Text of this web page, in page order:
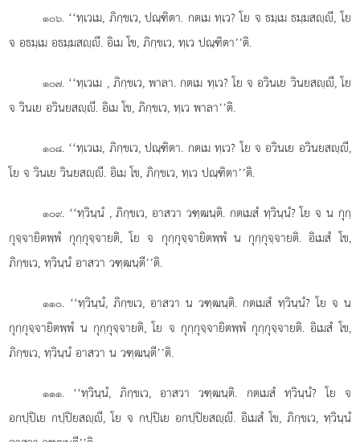
๑๐๖. ‘‘ทฺเวเม, ภิกฺขเว, ปณฺฑิตา. กตเม ทฺเว? โย จ ธมฺเม ธมฺมสฺี, โย
จ อธมฺเม อธมฺมสฺี. อิเม โข, ภิกฺขเว, ทฺเว ปณฺฑิตา’’ติ.
๑๐๗. ‘‘ทฺเวเม , ภิกฺขเว, พาลา. กตเม ทฺเว? โย จ อวินเย วินยสฺี, โย
จ วินเย อวินยสฺี. อิเม โข, ภิกฺขเว, ทฺเว พาลา’’ติ.
๑๐๘. ‘‘ทฺเวเม, ภิกฺขเว, ปณฺฑิตา. กตเม ทฺเว? โย จ อวินเย อวินยสฺี,
โย จ วินเย วินยสฺี. อิเม โข, ภิกฺขเว, ทฺเว ปณฺฑิตา’’ติ.
๑๐๙. ‘‘ทฺวินฺนํ , ภิกฺขเว, อาสวา วฑฺฒนฺติ. กตเมสํ ทฺวินฺนํ? โย จ น กุกฺ
กุจฺจายิตพฺพํ กุกฺกุจฺจายติ, โย จ กุกฺกุจฺจายิตพฺพํ น กุกฺกุจฺจายติ. อิเมสํ โข,
ภิกฺขเว, ทฺวินฺนํ อาสวา วฑฺฒนฺตี’’ติ.
๑๑๐. ‘‘ทฺวินฺนํ, ภิกฺขเว, อาสวา น วฑฺฒนฺติ. กตเมสํ ทฺวินฺนํ? โย จ น
กุกฺกุจฺจายิตพฺพํ น กุกฺกุจฺจายติ, โย จ กุกฺกุจฺจายิตพฺพํ กุกฺกุจฺจายติ. อิเมสํ โข,
ภิกฺขเว, ทฺวินฺนํ อาสวา น วฑฺฒนฺตี’’ติ.
๑๑๑. ‘‘ทฺวินฺนํ, ภิกฺขเว, อาสวา วฑฺฒนฺติ. กตเมสํ ทฺวินฺนํ? โย จ
อกปฺปิเย กปฺปิยสฺี, โย จ กปฺปิเย อกปฺปิยสฺี. อิเมสํ โข, ภิกฺขเว, ทฺวินฺนํ